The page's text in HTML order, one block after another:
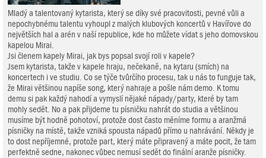
Mladý a talentovaný kytarista, který se díky své pracovitosti, pevné vůli a
nepochybnému talentu vyhoupl z malých klubových koncertů v Havířove do
největších hal a arén v naší republice, kde ho můžete vídat s jeho domovskou
kapelou Mirai.
Jsi členem kapely Mirai, jak bys popsal svojí roli v kapele?
Jsem kytarista, takže v kapele hraju, nečekaně, na kytaru (smích) na
koncertech i ve studiu. Co se týče tvůrčího procesu, tak u nás to funguje tak,
že Mirai většinou napíše song, který nahraje a pošle nám demo. K tomu
demu si pak každý nahodí a vymyslí nějaké nápady/party, které by tam
mohly sedět. No a pak přijdeme tu písničku nahrát do studia a většinou
musíme být hodně pohotoví, protože dost často měníme formu a aranžmá
písničky na místě, takže vzniká spousta nápadů přímo u nahrávání. Někdy je
to dost nepříjemné, protože part, který máte připravený a máte pocit, že tam
perfektně sedne, nakonec vůbec nemusí sedět do finální aranže písničky.